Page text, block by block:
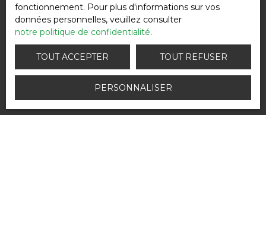
04 71 01 28 34
Nous contacter
fonctionnement. Pour plus d'informations sur vos
données personnelles, veuillez consulter
notre politique de confidentialité.
TOUT ACCEPTER TOUT REFUSER
PERSONNALISER